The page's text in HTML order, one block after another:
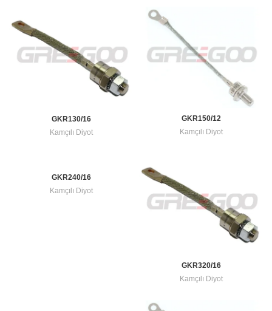
GKR130/16
Kamçılı Diyot
GKR150/12
Kamçılı Diyot
GKR240/16
Kamçılı Diyot
GKR320/16
Kamçılı Diyot